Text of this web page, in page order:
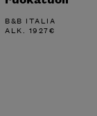
B&B ITALIA
ALK. 1927€